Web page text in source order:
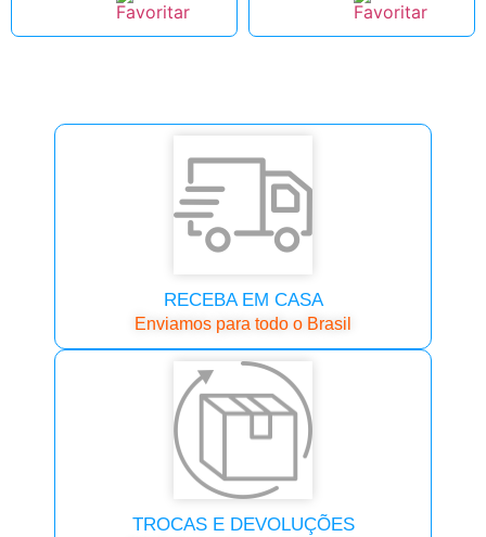
RECEBA EM CASA
Enviamos para todo o Brasil
TROCAS E DEVOLUÇÕES